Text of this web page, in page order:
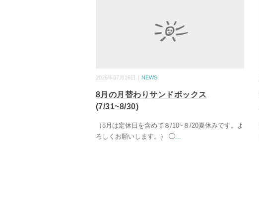
2026年07月16日｜ NEWS
8月の月替わりサンドボックス
(7/31~8/30)
（8月は定休日を含めて８/10~８/20夏休みです。よ
ろしくお願いします。） ◯...